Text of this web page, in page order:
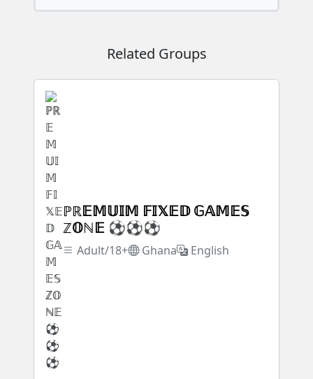
Related Groups
ℙℝ𝔼𝕄𝕌𝕀𝕄 𝔽𝕀𝕏𝔼𝔻 𝔾𝔸𝕄𝔼𝕊
ℤ𝕆ℕ𝔼 ⚽⚽⚽
Adult/18+ Ghana English